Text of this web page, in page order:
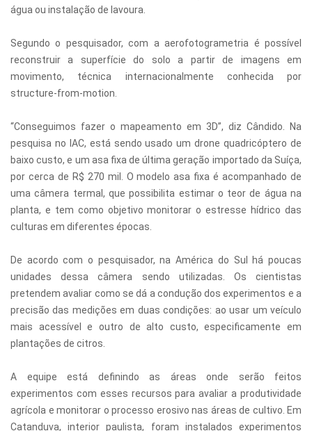
água ou instalação de lavoura.
Segundo o pesquisador, com a aerofotogrametria é possível
reconstruir a superfície do solo a partir de imagens em
movimento, técnica internacionalmente conhecida por
structure-from-motion.
“Conseguimos fazer o mapeamento em 3D”, diz Cândido. Na
pesquisa no IAC, está sendo usado um drone quadricóptero de
baixo custo, e um asa fixa de última geração importado da Suíça,
por cerca de R$ 270 mil. O modelo asa fixa é acompanhado de
uma câmera termal, que possibilita estimar o teor de água na
planta, e tem como objetivo monitorar o estresse hídrico das
culturas em diferentes épocas.
De acordo com o pesquisador, na América do Sul há poucas
unidades dessa câmera sendo utilizadas. Os cientistas
pretendem avaliar como se dá a condução dos experimentos e a
precisão das medições em duas condições: ao usar um veículo
mais acessível e outro de alto custo, especificamente em
plantações de citros.
A equipe está definindo as áreas onde serão feitos
experimentos com esses recursos para avaliar a produtividade
agrícola e monitorar o processo erosivo nas áreas de cultivo. Em
Catanduva, interior paulista, foram instalados experimentos